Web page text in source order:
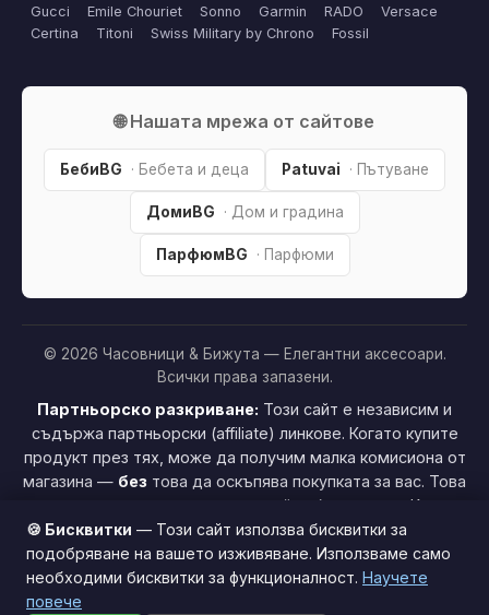
Gucci
Emile Chouriet Sonno Garmin RADO
Versace
Certina
Titoni Swiss Military by Chrono Fossil
🌐 Нашата мрежа от сайтове
БебиBG · Бебета и деца Patuvai · Пътуване
ДомиBG · Дом и градина
ПарфюмBG · Парфюми
© 2026 Часовници & Бижута — Елегантни аксесоари.
Всички права запазени.
Партньорско разкриване: Този сайт е независим и
съдържа партньорски (affiliate) линкове. Когато купите
продукт през тях, може да получим малка комисиона от
магазина — без това да оскъпява покупката за вас. Това
ни помага да поддържаме сайта безплатен.
Как
печелим »
Този сайт използва бисквитки за по-добро
🍪 Бисквитки — Този сайт използва бисквитки за
подобряване на вашето изживяване. Използваме само
необходими бисквитки за функционалност. Научете
повече